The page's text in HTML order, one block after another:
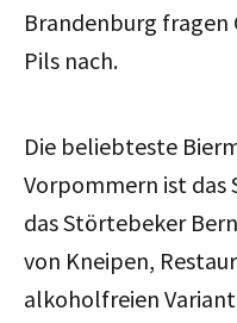
Brandenburg fragen
Pils nach.
Die beliebteste
Vorpommern ist das
das Störtebeker
von Kneipen,
alkoholfreien